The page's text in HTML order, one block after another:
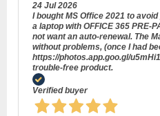
24 Jul 2026
I bought MS Office 2021 to
a laptop with OFFICE 365 PRE-
not want an auto-renewal. The
without problems, (once I had
https://photos.app.goo.gl/
trouble-free product.
Verified buyer